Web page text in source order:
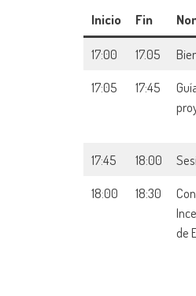
Inicio Fin
17:00 17.05
17:05
17:45
17:45
18:00
18:00
18:30
de